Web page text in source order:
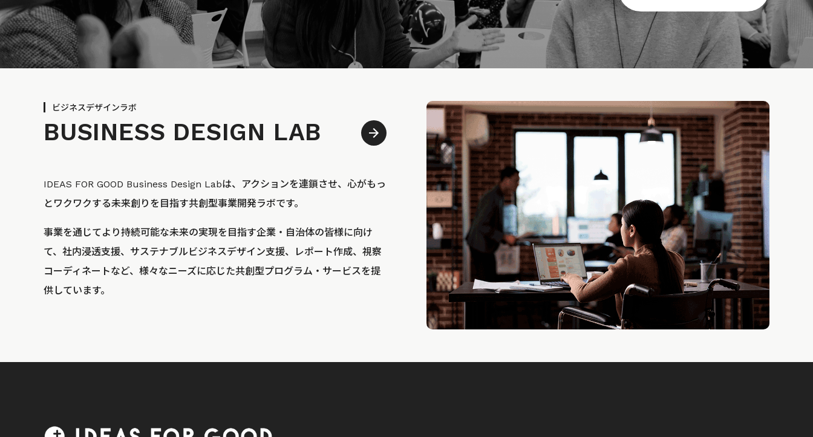
ビジネスデザインラボ
BUSINESS DESIGN LAB
IDEAS FOR GOOD Business Design Labは、アクションを連鎖させ、心がもっ
とワクワクする未来創りを目指す共創型事業開発ラボです。
事業を通じてより持続可能な未来の実現を目指す企業・自治体の皆様に向け
て、社内浸透支援、サステナブルビジネスデザイン支援、レポート作成、視察
コーディネートなど、様々なニーズに応じた共創型プログラム・サービスを提
供しています。